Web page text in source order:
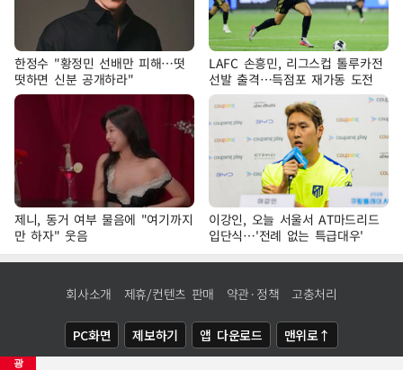
광
한정수 "황정민 선배만 피해…떳
떳하면 신분 공개하라"
LAFC 손흥민, 리그스컵 톨루카전
선발 출격…득점포 재가동 도전
제니, 동거 여부 물음에 "여기까지
만 하자" 웃음
이강인, 오늘 서울서 AT마드리드
입단식…'전례 없는 특급대우'
회사소개 제휴/컨텐츠 판매 약관·정책 고충처리
PC화면 제보하기 앱 다운로드 맨위로↑